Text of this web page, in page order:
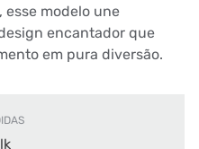
modelo une
encantador que
em pura diversão.